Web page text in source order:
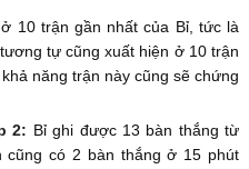
10 trận gần nhất của Bỉ, tức là
tự cũng xuất hiện ở 10 trận
năng trận này cũng sẽ chứng
2: Bỉ ghi được 13 bàn thắng từ
cũng có 2 bàn thắng ở 15 phút